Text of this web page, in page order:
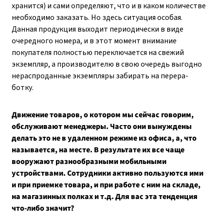
хранится) и сами определяют, что и в каком количестве
необходимо заказать. Но здесь ситуация особая.
Данная продукция выходит периодически в виде
очередного номера, и в этот момент внимание
покупателя полностью переключается на свежий
экземпляр, а производителю в свою очередь выгодно
нераспроданные экземпляры забирать на перера­
ботку.
Движение товаров, о котором мы сейчас говорим,
обслуживают менеджеры. Часто они вынуждены
делать это не в удаленном режиме из офиса, а, что
называется, на месте. В результате их все чаще
вооружают разнообразными мобильными
устройствами. Сотрудники активно пользуются ими
и при приемке товара, и при работе с ним на складе,
на магазинных полках и т. д. Для вас эта тенденция
что-либо значит?